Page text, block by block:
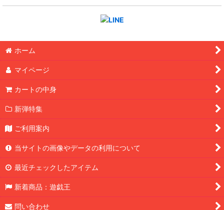
ホーム
マイページ
カートの中身
新弾特集
ご利用案内
当サイトの画像やデータの利用について
最近チェックしたアイテム
新着商品：遊戯王
問い合わせ